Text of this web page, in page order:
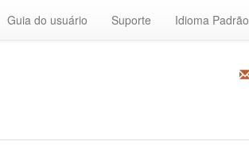
Guia do usuário Suporte Idioma Padrão